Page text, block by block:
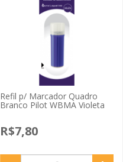
Refil p/ Marcador Quadro
Branco Pilot WBMA Violeta
R$7,80